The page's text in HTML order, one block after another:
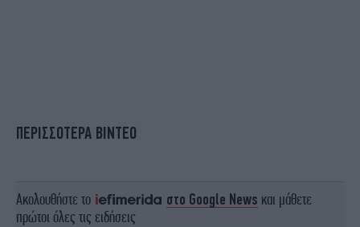
ΠΕΡΙΣΣΟΤΕΡΑ ΒΙΝΤΕΟ
Ακολουθήστε το στο Google News και μάθετε
πρώτοι όλες τις ειδήσεις